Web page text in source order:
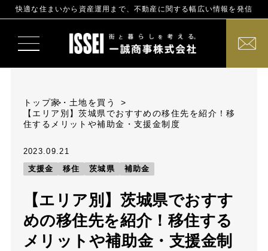
快適な住まいから資産運用まで、不動産に関する幅広い情報を発信
トップ家・土地を買う
【エリア別】茨城県でおすすめの移住先を紹介！移
住するメリットや補助金・支援金制度
2023.09.21
支援金
移住 茨城県 補助金
【エリア別】茨城県でおすす
めの移住先を紹介！移住する
メリットや補助金・支援金制